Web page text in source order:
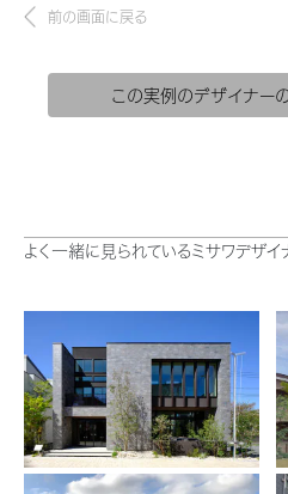
海外事業
前の画面に戻る
この実例のデザイナー
よく一緒に見られているミサワデザ